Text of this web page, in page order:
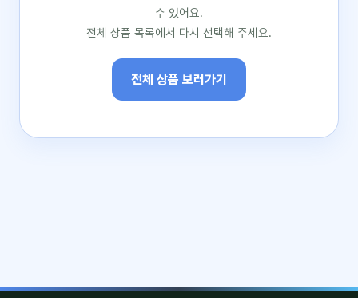
수 있어요.
전체 상품 목록에서 다시 선택해 주세요.
전체 상품 보러가기